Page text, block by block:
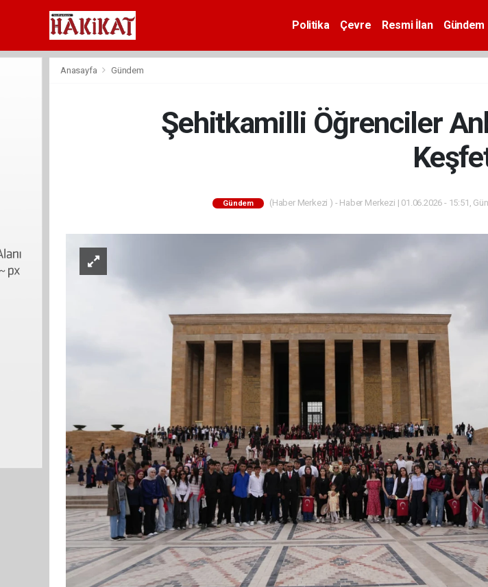
Politika Çevre Resmi İlan Gündem
Anasayfa Gündem
Şehitkamilli Öğrenciler
Gündem (Haber Merkezi ) - Haber Merkezi | 01.06.2026 - 15:51,